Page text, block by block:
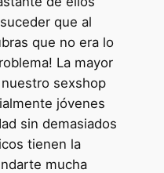
que al
que no era lo
La mayor
sexshop
jóvenes
sin demasiados
tienen la
mucha